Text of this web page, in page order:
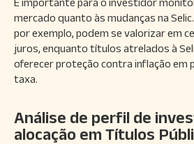
mercado quanto às mudanças na
por exemplo, podem se valorizar em
juros, enquanto títulos atrelados à
oferecer proteção contra inflação em
taxa.
Análise de perfil de
alocação em Títulos